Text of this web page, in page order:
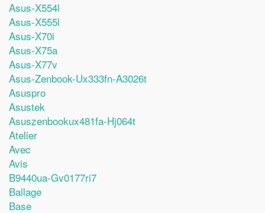
Asus-X554l
Asus-X555l
Asus-X70i
Asus-X75a
Asus-X77v
Asus-Zenbook-Ux333fn-A3026t
Asuspro
Asustek
Asuszenbookux481fa-Hj064t
Atelier
Avec
Avis
B9440ua-Gv0177ri7
Ballage
Base